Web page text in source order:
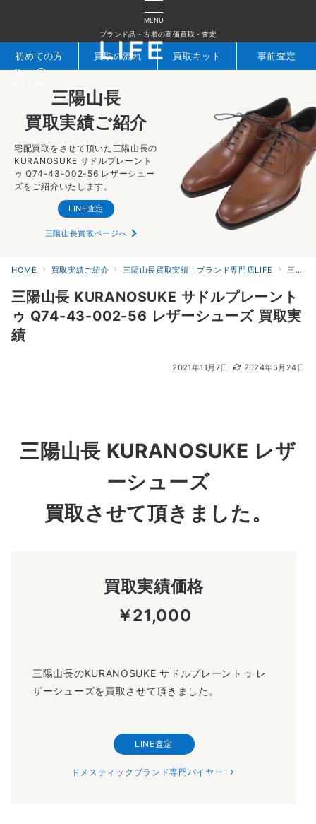
MENU
ブランド品・古着の高価買取・査定
初めての方 買取の流れ 買取キット 事前査定
三陽山長
買取実績ご紹介
宅配買取をさせて頂いた三陽山長の
KURANOSUKE サドルプレーント
ゥ Q74-43-002-56 レザーシュー
ズをご紹介いたします。
LINE査定
三陽山長買取ページへ
HOME 買取実績ご紹介 三陽山長買取実績｜ブランド専門店LIFE 三陽山長 KURANOSUKE サドルプレーントゥ Q74-43-002-56 レザーシューズ 買取実績
三陽山長 KURANOSUKE サドルプレーント
ゥ Q74-43-002-56 レザーシューズ 買取実
績
2021年11月7日 2024年5月24日
三陽山長 KURANOSUKE レザ
ーシューズ
買取させて頂きました。
買取実績価格
￥21,000
三陽山長のKURANOSUKE サドルプレーントゥ レ
ザーシューズを買取させて頂きました。
LINE査定
ドメスティックブランド専門バイヤー